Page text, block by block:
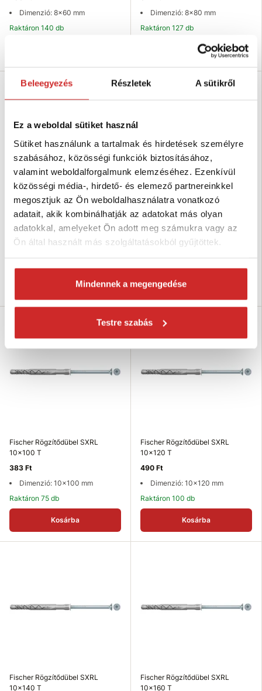
Beleegyezés Részletek A sütikről
Ez a weboldal sütiket használ
Sütiket használunk a tartalmak és hirdetések személyre
szabásához, közösségi funkciók biztosításához,
valamint weboldalforgalmunk elemzéséhez. Ezenkívül
közösségi média-, hirdető- és elemező partnereinkkel
megosztjuk az Ön weboldalhasználatra vonatkozó
adatait, akik kombinálhatják az adatokat más olyan
adatokkal, amelyeket Ön adott meg számukra vagy az
Ön által használt más szolgáltatásokból gyűjtöttek.
Mindennek a megengedése
Testre szabás
Dimenzió: 8x60 mm
Raktáron 140 db
Dimenzió: 8x80 mm
Raktáron 127 db
Kosárba
Fischer Rögzítődübel SXRL
8x100 T
385 Ft
Dimenzió: 8x100 mm
Kosárba
10x80 T
325 Ft
Dimenzió: 10x80 mm
Kosárba
Fischer Rögzítődübel SXRL
10x100 T
383 Ft
Dimenzió: 10x100 mm
Raktáron 75 db
Kosárba
Fischer Rögzítődübel SXRL
10x120 T
490 Ft
Dimenzió: 10x120 mm
Raktáron 100 db
Kosárba
Fischer Rögzítődübel SXRL
10x140 T
Fischer Rögzítődübel SXRL
10x160 T